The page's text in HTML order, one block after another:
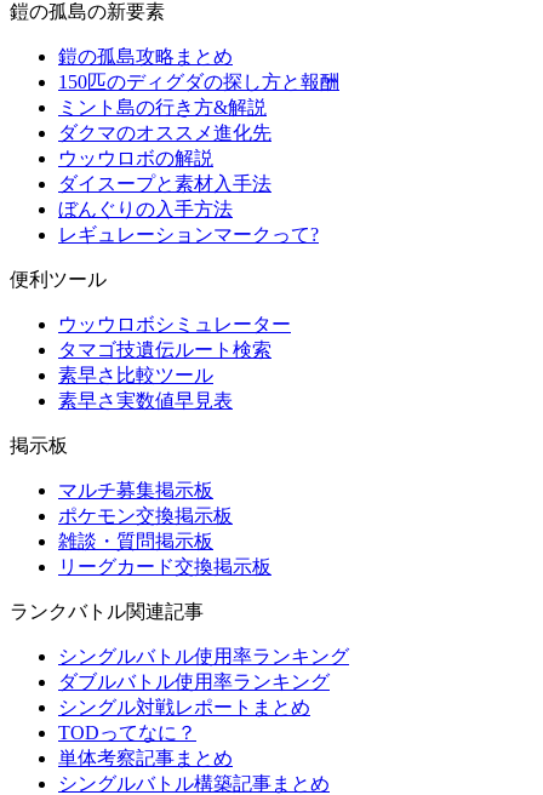
鎧の孤島の新要素
鎧の孤島攻略まとめ
150匹のディグダの探し方と報酬
ミント島の行き方&解説
ダクマのオススメ進化先
ウッウロボの解説
ダイスープと素材入手法
ぼんぐりの入手方法
レギュレーションマークって?
便利ツール
ウッウロボシミュレーター
タマゴ技遺伝ルート検索
素早さ比較ツール
素早さ実数値早見表
掲示板
マルチ募集掲示板
ポケモン交換掲示板
雑談・質問掲示板
リーグカード交換掲示板
ランクバトル関連記事
シングルバトル使用率ランキング
ダブルバトル使用率ランキング
シングル対戦レポートまとめ
TODってなに？
単体考察記事まとめ
シングルバトル構築記事まとめ